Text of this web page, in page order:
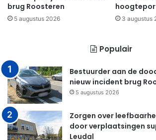
brug Roosteren
5 augustus 2026 3 augustus
Populair
Bestuurder aan de
nieuw incident brug
5 augustus 2026
Zorgen over
door verplaatsingen
Leudal